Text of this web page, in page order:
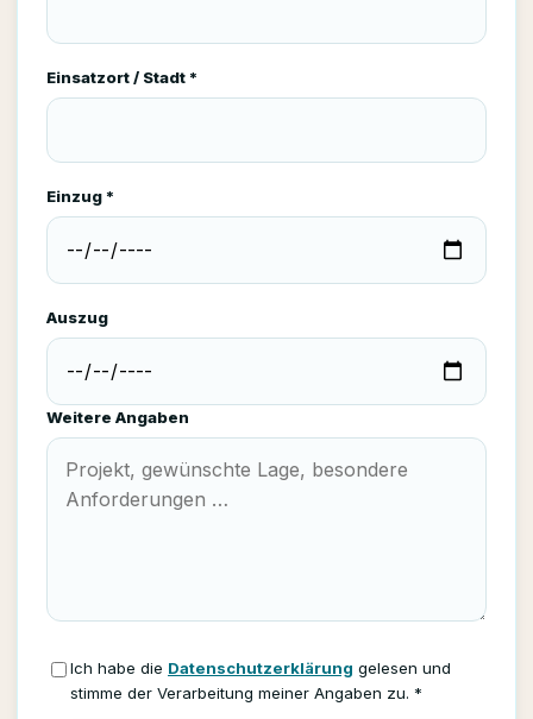
Einsatzort / Stadt *
Einzug *
Auszug
Weitere Angaben
Ich habe die Datenschutzerklärung gelesen und
stimme der Verarbeitung meiner Angaben zu. *